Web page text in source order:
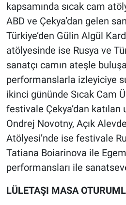
kapsamında sıcak cam
ABD ve Çekya’dan gelen
Türkiye’den Gülin Algül
atölyesinde ise Rusya ve
sanatçı camın ateşle
performanslarla izleyiciye
ikinci gününde Sıcak Cam
festivale Çekya’dan katılan
Ondrej Novotny, Açık
Atölyesi’nde ise festivale
Tatiana Boiarinova ile
performansları ile
LÜLETAŞI MASA